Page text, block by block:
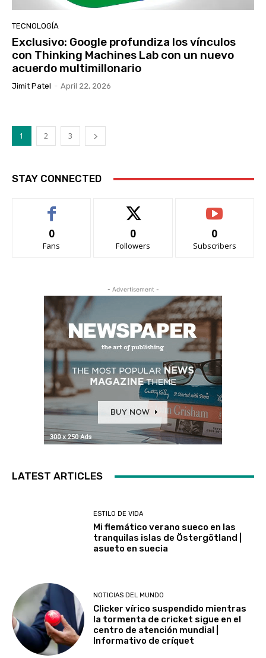
TECNOLOGÍA
Exclusivo: Google profundiza los vínculos
con Thinking Machines Lab con un nuevo
acuerdo multimillonario
Jimit Patel - April 22, 2026
1 2 3
STAY CONNECTED
0
Fans
0
Followers
0
Subscribers
- Advertisement -
LATEST ARTICLES
ESTILO DE VIDA
Mi flemático verano sueco en las
tranquilas islas de Östergötland |
asueto en suecia
NOTICIAS DEL MUNDO
Clicker vírico suspendido mientras
la tormenta de cricket sigue en el
centro de atención mundial |
Informativo de críquet